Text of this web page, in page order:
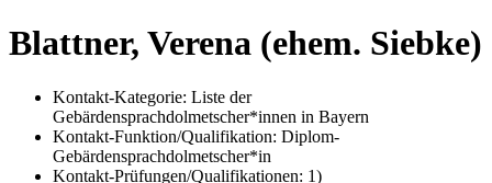
Blattner, Verena (ehem. Siebke)
Kontakt-Kategorie: Liste der
Gebärdensprachdolmetscher*innen in Bayern
Kontakt-Funktion/Qualifikation: Diplom-
Gebärdensprachdolmetscher*in
Kontakt-Prüfungen/Qualifikationen: 1)